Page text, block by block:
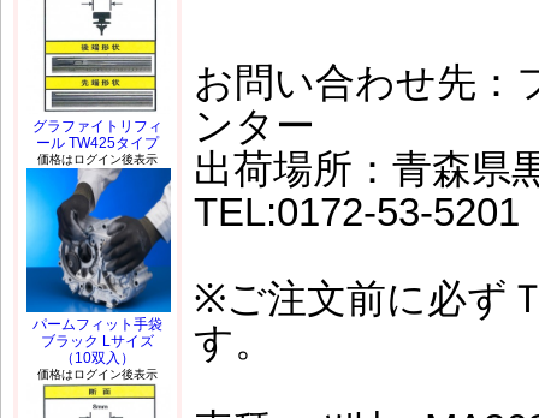
お問い合わせ先：
ンター
出荷場所：青森県
TEL:0172-53-
※ご注文前に必ず
す。
グラファイトリフィ
ール TW425タイプ
価格はログイン後表示
パームフィット手袋
ブラック Lサイズ
（10双入）
価格はログイン後表示